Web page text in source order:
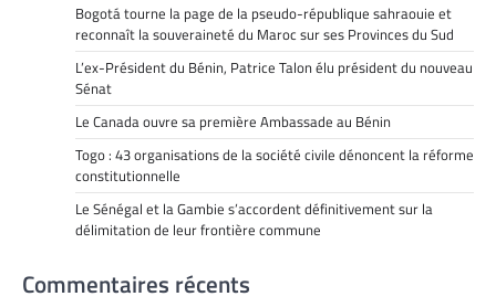
Bogotá tourne la page de la pseudo-république sahraouie et
reconnaît la souveraineté du Maroc sur ses Provinces du Sud
L’ex-Président du Bénin, Patrice Talon élu président du nouveau
Sénat
Le Canada ouvre sa première Ambassade au Bénin
Togo : 43 organisations de la société civile dénoncent la réforme
constitutionnelle
Le Sénégal et la Gambie s’accordent définitivement sur la
délimitation de leur frontière commune
Commentaires récents